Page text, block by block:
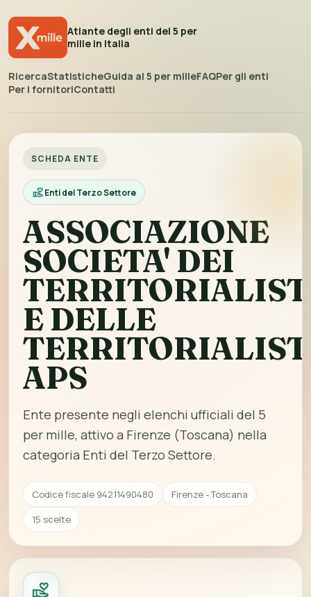
Atlante degli enti del 5 per
mille in Italia
RicercaStatisticheGuida al 5 per milleFAQPer gli enti
Per i fornitoriContatti
SCHEDA ENTE
Enti del Terzo Settore
ASSOCIAZIONE
SOCIETA' DEI
E DELLE
APS
Ente presente negli elenchi ufficiali del 5
per mille, attivo a Firenze (Toscana) nella
categoria Enti del Terzo Settore.
Codice fiscale 94211490480
Firenze - Toscana
15 scelte